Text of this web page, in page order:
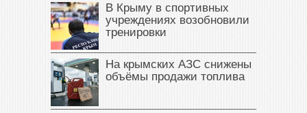
В Крыму в спортивных
учреждениях возобновили
тренировки
На крымских АЗС снижены
объёмы продажи топлива